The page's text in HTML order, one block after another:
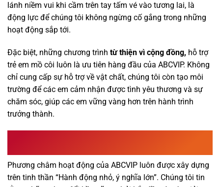
lánh niềm vui khi cầm trên tay tấm vé vào tương lai, là
động lực để chúng tôi không ngừng cố gắng trong những
hoạt động sắp tới.
Đặc biệt, những chương trình từ thiện vì cộng đồng, hỗ trợ
trẻ em mồ côi luôn là ưu tiên hàng đầu của ABCVIP. Không
chỉ cung cấp sự hỗ trợ về vật chất, chúng tôi còn tạo môi
trường để các em cảm nhận được tình yêu thương và sự
chăm sóc, giúp các em vững vàng hơn trên hành trình
trưởng thành.
Phương châm hoạt động của ABCVIP luôn được xây dựng
trên tinh thần “Hành động nhỏ, ý nghĩa lớn”. Chúng tôi tin